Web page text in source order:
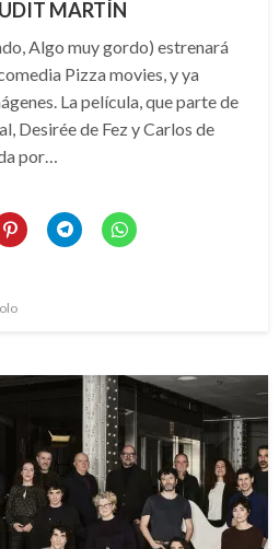
MARTÍN
Algo muy gordo) estrenará
Pizza movies, y ya
La película, que parte de
Desirée de Fez y Carlos de
por…